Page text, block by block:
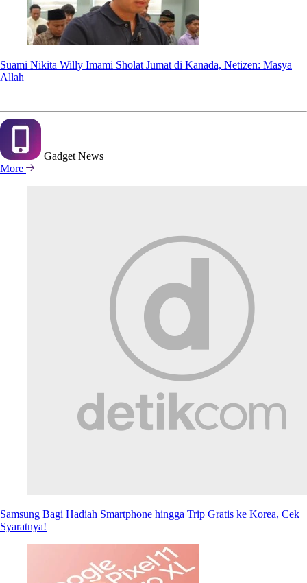
Suami Nikita Willy Imami Sholat Jumat di Kanada, Netizen: Masya
Allah
Gadget News
More
Samsung Bagi Hadiah Smartphone hingga Trip Gratis ke Korea, Cek
Syaratnya!